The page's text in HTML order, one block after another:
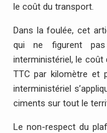
le coût du transport.
Dans la foulée, cet
qui ne figurent
interministériel, le
TTC par kilomètre et
interministériel
ciments sur tout le
Le non-respect du